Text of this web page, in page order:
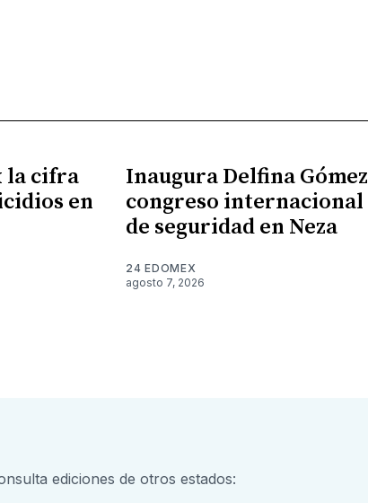
la cifra
en
Inaugura Delfina Gómez
congreso internacional
de seguridad en Neza
24 EDOMEX
agosto 7, 2026
ediciones de otros estados: